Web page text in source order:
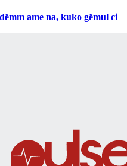
ame na, kuko gëmul ci